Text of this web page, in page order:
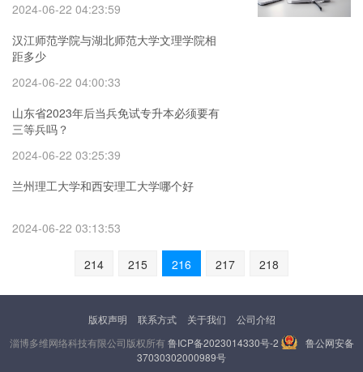
2024-06-22 04:23:59
汉江师范学院与湖北师范大学文理学院相
距多少
2024-06-22 04:00:33
山东省2023年后当兵免试专升本必须要有
三等兵吗？
2024-06-22 03:25:39
兰州理工大学和西安理工大学哪个好
2024-06-22 03:13:53
214 215 216 217 218
版权声明 联系方式 关于我们
公司介绍
淄博多维网络科技有限公司版权所有鲁ICP备2023014330号-2
鲁公网安备
37030302000989号